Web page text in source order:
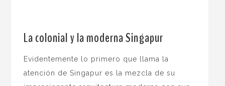
La colonial y la moderna Singapur
Evidentemente lo primero que llama la
atención de Singapur es la mezcla de su